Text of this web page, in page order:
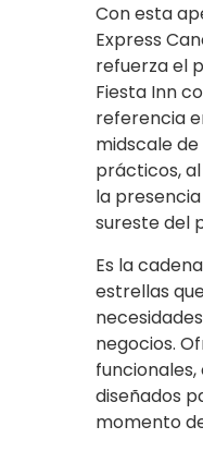
Con esta
Express
refuerza el
Fiesta Inn
referencia
midscale de
prácticos,
la
sureste del
Es la
estrellas
negocios.
diseñados
momento